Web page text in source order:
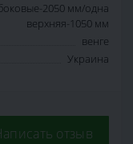
2050 мм/одна
верхняя-1050 мм
венге
Украина
отзыв